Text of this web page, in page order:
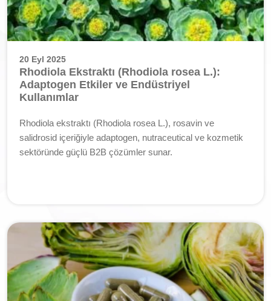
20 Eyl 2025
Rhodiola Ekstraktı (Rhodiola rosea L.):
Adaptogen Etkiler ve Endüstriyel
Kullanımlar
Rhodiola ekstraktı (Rhodiola rosea L.), rosavin ve
salidrosid içeriğiyle adaptogen, nutraceutical ve kozmetik
sektöründe güçlü B2B çözümler sunar.